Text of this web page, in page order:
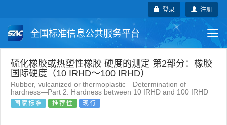
注册
登录
全国标准信息公共服务平台
国家标准 行业标准 地方标准
团体标准 企业标准 国际标准
硫化橡胶或热塑性橡胶 硬度的测定 第2部分：橡胶
国际硬度（10 IRHD～100 IRHD）
Rubber, vulcanized or thermoplastic—Determination of
hardness—Part 2: Hardness between 10 IRHD and 100 IRHD
国家标准 推荐性 现行